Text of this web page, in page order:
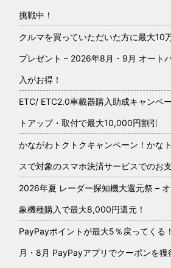
挑戦中！
クルマを買っていただいた方に最大10
プレゼント – 2026年8月・9月 オート
入がお得！
ETC/ ETC2.0車載器購入助成キャンペ
トアップ・取付で最大10,000円割引
かながわトクトクキャンペーン！かな
スで対象のスマホ決済サービスでのお
2026年夏 レーダー探知機大還元祭 –
象機種購入で最大8,000円還元！
PayPayポイントが最大5％戻ってくる
月・8月 PayPayアプリでクーポンを獲